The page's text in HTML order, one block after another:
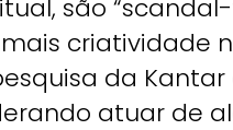
são
criatividade
da Kantar
atuar de